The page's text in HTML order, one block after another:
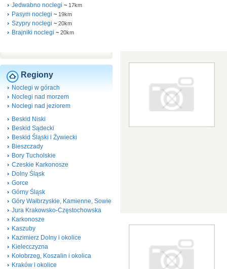
Jedwabno noclegi ~ 17km
Pasym noclegi ~ 19km
Szypry noclegi ~ 20km
Brajniki noclegi ~ 20km
Regiony
Noclegi w górach
Noclegi nad morzem
Noclegi nad jeziorem
Beskid Niski
Beskid Sądecki
Beskid Śląski i Żywiecki
Bieszczady
Bory Tucholskie
Czeskie Karkonosze
Dolny Śląsk
Gorce
Górny Śląsk
Góry Wałbrzyskie, Kamienne, Sowie
Jura Krakowsko-Częstochowska
Karkonosze
Kaszuby
Kazimierz Dolny i okolice
Kielecczyzna
Kołobrzeg, Koszalin i okolica
Kraków i okolice